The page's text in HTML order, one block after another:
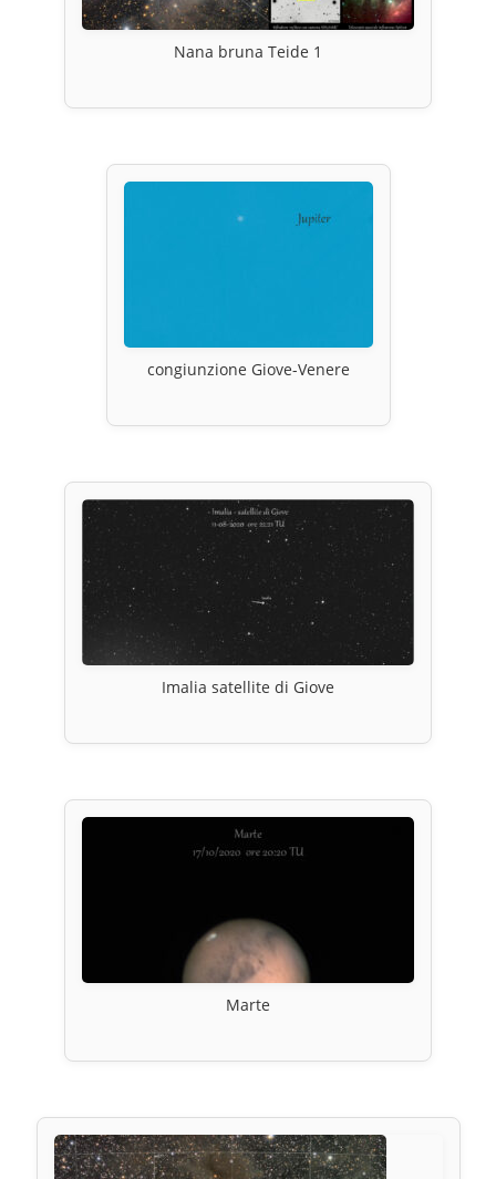
Nana bruna Teide 1
congiunzione Giove-Venere
Imalia satellite di Giove
Marte